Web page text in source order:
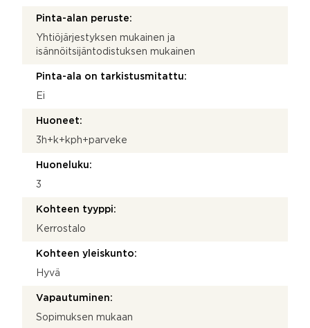
Pinta-alan peruste:
Yhtiöjärjestyksen mukainen ja
isännöitsijäntodistuksen mukainen
Pinta-ala on tarkistusmitattu:
Ei
Huoneet:
3h+k+kph+parveke
Huoneluku:
3
Kohteen tyyppi:
Kerrostalo
Kohteen yleiskunto:
Hyvä
Vapautuminen:
Sopimuksen mukaan